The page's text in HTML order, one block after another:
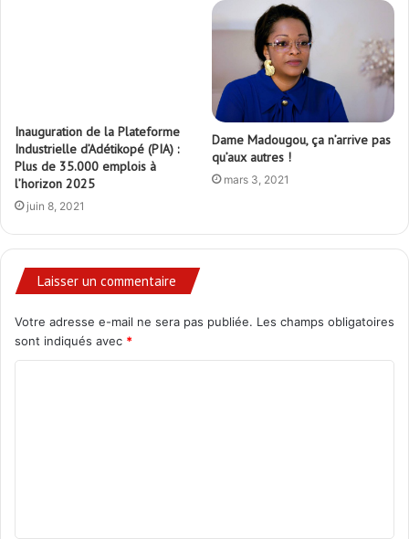
Inauguration de la Plateforme
Industrielle d’Adétikopé (PIA) :
Plus de 35.000 emplois à
l’horizon 2025
juin 8, 2021
Dame Madougou, ça n’arrive pas
qu’aux autres !
mars 3, 2021
Laisser un commentaire
Votre adresse e-mail ne sera pas publiée. Les champs obligatoires
sont indiqués avec *